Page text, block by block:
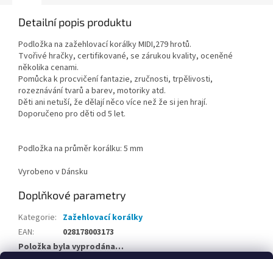
Detailní popis produktu
Podložka na zažehlovací korálky MIDI,279 hrotů.
Tvořivé hračky, certifikované, se zárukou kvality, oceněné
několika cenami.
Pomůcka k procvičení fantazie, zručnosti, trpělivosti,
rozeznávání tvarů a barev, motoriky atd.
Děti ani netuší, že dělají něco více než že si jen hrají.
Doporučeno pro děti od 5 let.
Podložka na průměr korálku: 5 mm
Vyrobeno v Dánsku
Doplňkové parametry
Kategorie: Zažehlovací korálky
EAN:
028178003173
Položka byla vyprodána…